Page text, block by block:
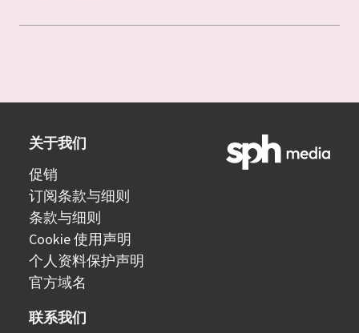
关于我们
促销
订阅条款与细则
条款与细则
Cookie 使用声明
个人资料保护声明
官方域名
联系我们